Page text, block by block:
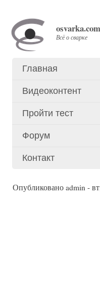
основному
содержанию
osvarka.com
Всё о сварке
Основное
Главная
Видеоконтент
Пройти тест
Форум
Контакт
Опубликовано admin -